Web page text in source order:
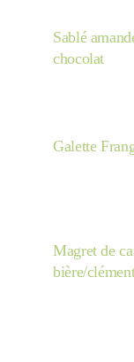
Sablé
chocolat
Galette
Magret de
bière/